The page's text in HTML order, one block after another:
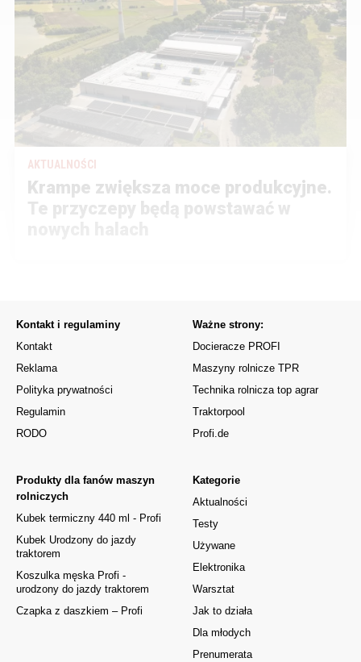
AKTUALNOŚCI
Krampe zwiększa moce produkcyjne.
Te przyczepy będą powstawać w
Kontakt i regulaminy
Kontakt
Reklama
Polityka prywatności
Regulamin
RODO
Kategorie
Aktualności
Testy
Używane
Elektronika
Warsztat
Jak to działa
Dla młodych
Prenumerata
Produkty dla fanów maszyn
rolniczych
Kubek termiczny 440 ml - Profi
Kubek Urodzony do jazdy
traktorem
Koszulka męska Profi -
urodzony do jazdy traktorem
Czapka z daszkiem – Profi
Ważne strony:
Docieracze PROFI
Maszyny rolnicze TPR
Technika rolnicza top agrar
Traktorpool
Profi.de